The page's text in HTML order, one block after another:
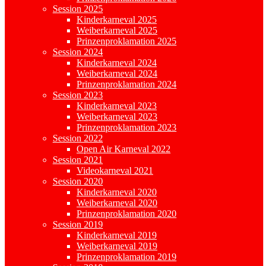
Session 2025
Kinderkarneval 2025
Weiberkarneval 2025
Prinzenproklamation 2025
Session 2024
Kinderkarneval 2024
Weiberkarneval 2024
Prinzenproklamation 2024
Session 2023
Kinderkarneval 2023
Weiberkarneval 2023
Prinzenproklamation 2023
Session 2022
Open Air Karneval 2022
Session 2021
Videokarneval 2021
Session 2020
Kinderkarneval 2020
Weiberkarneval 2020
Prinzenproklamation 2020
Session 2019
Kinderkarneval 2019
Weiberkarneval 2019
Prinzenproklamation 2019